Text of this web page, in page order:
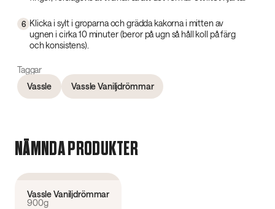
6 Klicka i sylt i groparna och grädda kakorna i mitten av
ugnen i cirka 10 minuter (beror på ugn så håll koll på färg
och konsistens).
Taggar
Vassle
Vassle Vaniljdrömmar
NÄMNDA PRODUKTER
Vassle Vaniljdrömmar
900g